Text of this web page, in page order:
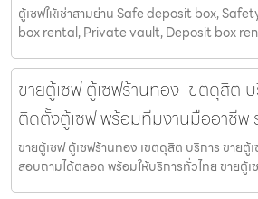
ตู้เซฟให้เช่าสามย่าน Safe deposit box,
box rental, Private vault, Deposit box
ขายตู้เซฟ ตู้เซฟร้านทอง เขตดุสิต
ติดตั้งตู้เซฟ พร้อมทีมงานมืออาชีพ
ขายตู้เซฟ ตู้เซฟร้านทอง เขตดุสิต บริการ ขาย
สอบถามได้ตลอด พร้อมให้บริการทั่วไทย ขายตู้เ